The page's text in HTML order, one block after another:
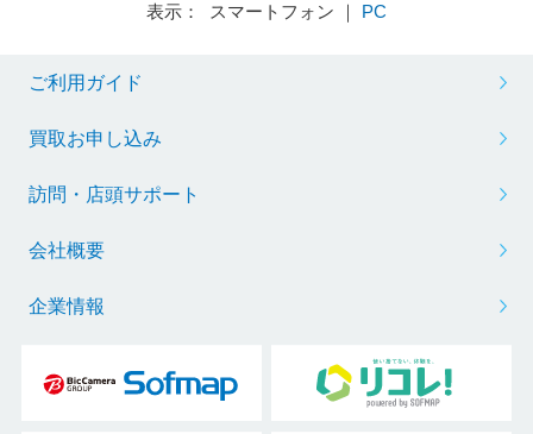
表示： スマートフォン ｜ PC
ご利用ガイド
買取お申し込み
訪問・店頭サポート
会社概要
企業情報